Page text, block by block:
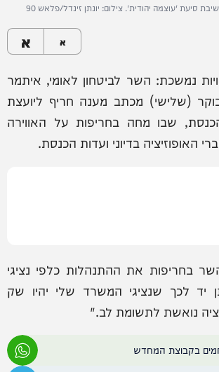
סיעת 'עוצמה יהודית'. צילום: יונתן זינדל/פלאש 90
א א
נמשכת: השר לביטחון לאומי, איתמר
(שלישי) מכתב מענה חריף ליועצת
שבו מחה בחריפות על האווירה
האופוזיציה בדיוני ועדות הכנסת.
בחריפות את ההתנהלות כלפי נציגי
לכך שנציגי המשרד שלי יהיו שק
נואשת לתשומת לב."
בקבוצת המחדש